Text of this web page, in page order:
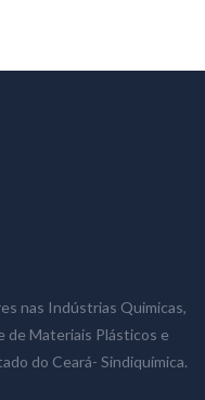
nas Indústrias Quimicas,
de Materiais Plásticos e
do Ceará- Sindiquímica.